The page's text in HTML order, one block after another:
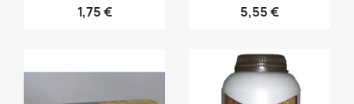
1,75 € 5,55 €